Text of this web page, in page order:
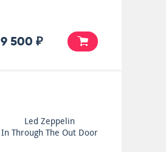
9 500 ₽
Led Zeppelin
In Through The Out Door